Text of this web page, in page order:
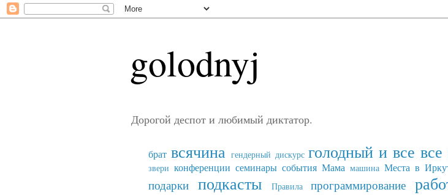
golodnyj
Дорогой деспот и любимый диктатор.
брат всячина гендерный дискурс голодный и все все
звери конференции семинары события Мама машина Места в
подарки подкасты Правила программирование